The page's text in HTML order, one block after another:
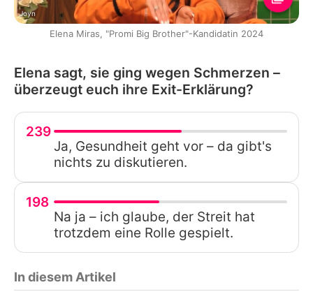
Joyn
Elena Miras, "Promi Big Brother"-Kandidatin 2024
Elena sagt, sie ging wegen Schmerzen –
überzeugt euch ihre Exit-Erklärung?
239
Ja, Gesundheit geht vor – da gibt's
nichts zu diskutieren.
198
Na ja – ich glaube, der Streit hat
trotzdem eine Rolle gespielt.
In diesem Artikel